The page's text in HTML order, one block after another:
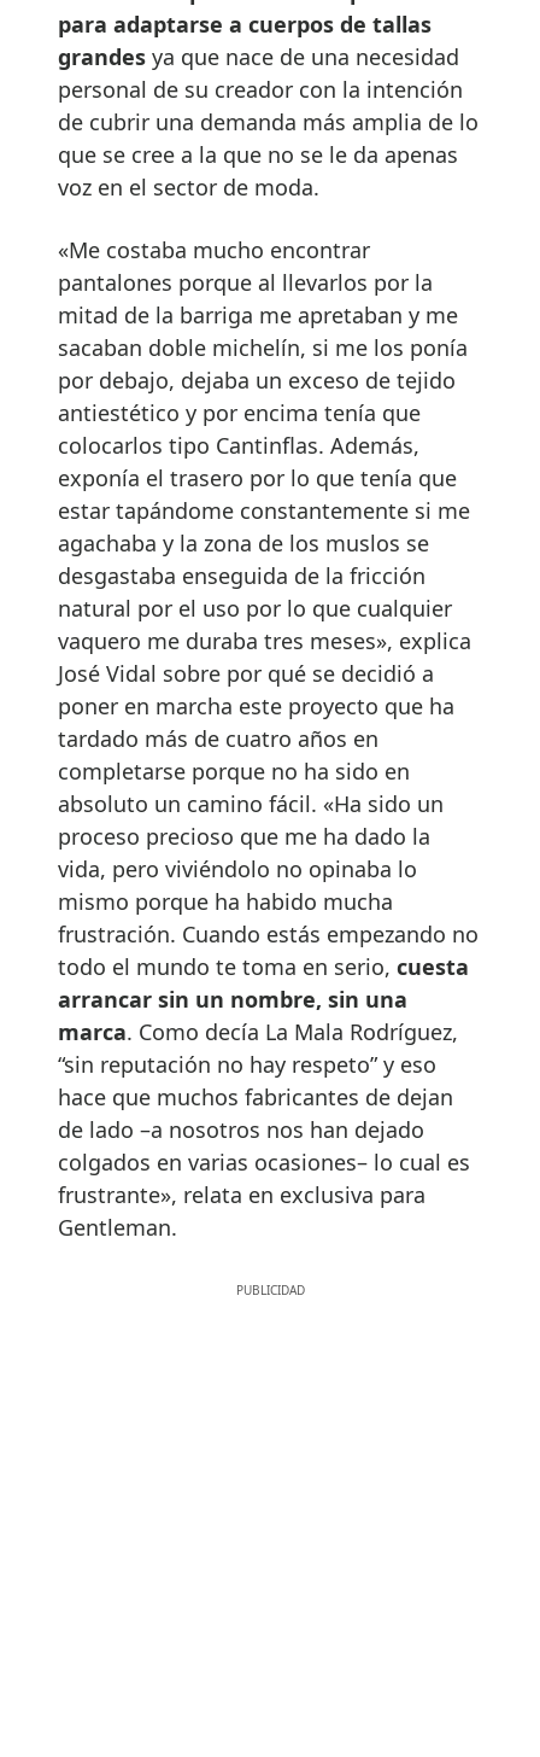
para adaptarse a cuerpos de tallas
grandes ya que nace de una necesidad
personal de su creador con la intención
de cubrir una demanda más amplia de lo
que se cree a la que no se le da apenas
voz en el sector de moda.
«Me costaba mucho encontrar
pantalones porque al llevarlos por la
mitad de la barriga me apretaban y me
sacaban doble michelín, si me los ponía
por debajo, dejaba un exceso de tejido
antiestético y por encima tenía que
colocarlos tipo Cantinflas. Además,
exponía el trasero por lo que tenía que
estar tapándome constantemente si me
agachaba y la zona de los muslos se
desgastaba enseguida de la fricción
natural por el uso por lo que cualquier
vaquero me duraba tres meses», explica
José Vidal sobre por qué se decidió a
poner en marcha este proyecto que ha
tardado más de cuatro años en
completarse porque no ha sido en
absoluto un camino fácil. «Ha sido un
proceso precioso que me ha dado la
vida, pero viviéndolo no opinaba lo
mismo porque ha habido mucha
frustración. Cuando estás empezando no
todo el mundo te toma en serio, cuesta
arrancar sin un nombre, sin una
marca. Como decía La Mala Rodríguez,
“sin reputación no hay respeto” y eso
hace que muchos fabricantes de dejan
de lado –a nosotros nos han dejado
colgados en varias ocasiones– lo cual es
frustrante», relata en exclusiva para
Gentleman.